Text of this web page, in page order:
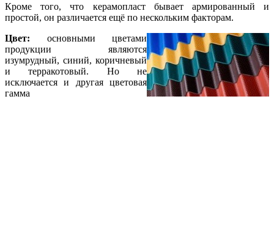
Кроме того, что керамопласт бывает армированный и
простой, он различается ещё по нескольким факторам.
Цвет: основными цветами
продукции являются
изумрудный, синий, коричневый
и терракотовый. Но не
исключается и другая цветовая
гамма